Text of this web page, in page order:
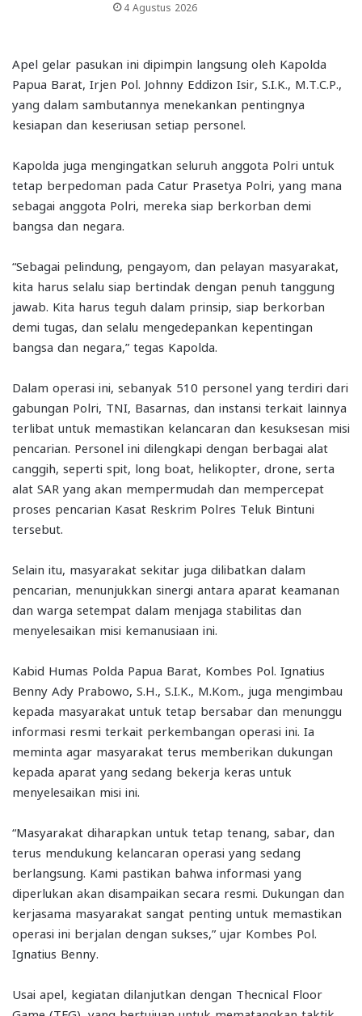
4 Agustus 2026
Apel gelar pasukan ini dipimpin langsung oleh Kapolda
Papua Barat, Irjen Pol. Johnny Eddizon Isir, S.I.K., M.T.C.P.,
yang dalam sambutannya menekankan pentingnya
kesiapan dan keseriusan setiap personel.
Kapolda juga mengingatkan seluruh anggota Polri untuk
tetap berpedoman pada Catur Prasetya Polri, yang mana
sebagai anggota Polri, mereka siap berkorban demi
bangsa dan negara.
“Sebagai pelindung, pengayom, dan pelayan masyarakat,
kita harus selalu siap bertindak dengan penuh tanggung
jawab. Kita harus teguh dalam prinsip, siap berkorban
demi tugas, dan selalu mengedepankan kepentingan
bangsa dan negara,” tegas Kapolda.
Dalam operasi ini, sebanyak 510 personel yang terdiri dari
gabungan Polri, TNI, Basarnas, dan instansi terkait lainnya
terlibat untuk memastikan kelancaran dan kesuksesan misi
pencarian. Personel ini dilengkapi dengan berbagai alat
canggih, seperti spit, long boat, helikopter, drone, serta
alat SAR yang akan mempermudah dan mempercepat
proses pencarian Kasat Reskrim Polres Teluk Bintuni
tersebut.
Selain itu, masyarakat sekitar juga dilibatkan dalam
pencarian, menunjukkan sinergi antara aparat keamanan
dan warga setempat dalam menjaga stabilitas dan
menyelesaikan misi kemanusiaan ini.
Kabid Humas Polda Papua Barat, Kombes Pol. Ignatius
Benny Ady Prabowo, S.H., S.I.K., M.Kom., juga mengimbau
kepada masyarakat untuk tetap bersabar dan menunggu
informasi resmi terkait perkembangan operasi ini. Ia
meminta agar masyarakat terus memberikan dukungan
kepada aparat yang sedang bekerja keras untuk
menyelesaikan misi ini.
“Masyarakat diharapkan untuk tetap tenang, sabar, dan
terus mendukung kelancaran operasi yang sedang
berlangsung. Kami pastikan bahwa informasi yang
diperlukan akan disampaikan secara resmi. Dukungan dan
kerjasama masyarakat sangat penting untuk memastikan
operasi ini berjalan dengan sukses,” ujar Kombes Pol.
Ignatius Benny.
Usai apel, kegiatan dilanjutkan dengan Thecnical Floor